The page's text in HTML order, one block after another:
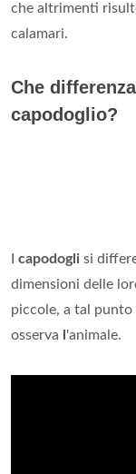
che altrimenti
calamari.
Che
capodoglio?
capodogli si
dimensioni delle
piccole, a tal punto
osserva
'animale.